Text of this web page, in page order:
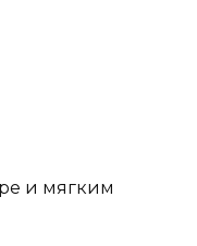
и мягким